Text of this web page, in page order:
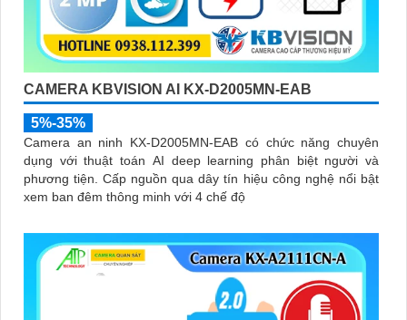
CAMERA KBVISION AI KX-D2005MN-EAB
5%-35%
Camera an ninh KX-D2005MN-EAB có chức năng chuyên
dụng với thuật toán AI deep learning phân biệt người và
phương tiện. Cấp nguồn qua dây tín hiệu công nghệ nổi bật
xem ban đêm thông minh với 4 chế độ